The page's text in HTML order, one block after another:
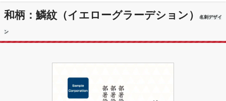
和柄：鱗紋（イエローグラーデション） 名刺デザイ
ン